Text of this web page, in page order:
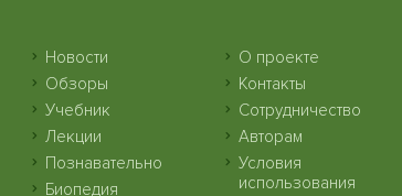
Новости
Обзоры
Учебник
Лекции
Познавательно
Биопедия
О проекте
Контакты
Сотрудничество
Авторам
Условия
использования